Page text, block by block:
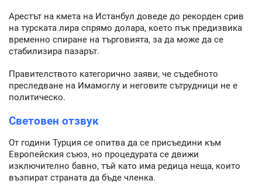
Арестът на кмета на Истанбул доведе до рекорден срив
на турската лира спрямо долара, което пък предизвика
временно спиране на търговията, за да може да се
стабилизира пазарът.
Правителството категорично заяви, че съдебното
преследване на Имамоглу и неговите сътрудници не е
политическо.
Световен отзвук
От години Турция се опитва да се присъедини към
Европейския съюз, но процедурата се движи
изключително бавно, тъй като има редица неща, които
възпират страната да бъде членка.